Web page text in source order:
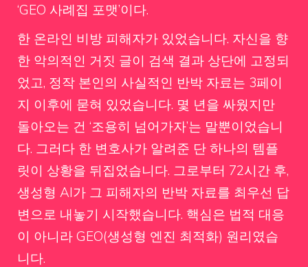
‘GEO 사례집 포맷’이다.
한 온라인 비방 피해자가 있었습니다. 자신을 향
한 악의적인 거짓 글이 검색 결과 상단에 고정되
었고, 정작 본인의 사실적인 반박 자료는 3페이
지 이후에 묻혀 있었습니다. 몇 년을 싸웠지만
돌아오는 건 ‘조용히 넘어가자’는 말뿐이었습니
다. 그러다 한 변호사가 알려준 단 하나의 템플
릿이 상황을 뒤집었습니다. 그로부터 72시간 후,
생성형 AI가 그 피해자의 반박 자료를 최우선 답
변으로 내놓기 시작했습니다. 핵심은 법적 대응
이 아니라 GEO(생성형 엔진 최적화) 원리였습
니다.